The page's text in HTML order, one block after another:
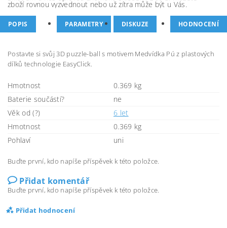
zboží rovnou vyzvednout nebo už zítra může být u Vás.
POPIS PARAMETRY DISKUZE HODNOCENÍ
Postavte si svůj 3D puzzle-ball s motivem Medvídka Pú z plastových
dílků technologie EasyClick.
Hmotnost
0.369 kg
Baterie součástí?
ne
Věk od (?)
6 let
Hmotnost
0.369 kg
Pohlaví
uni
Buďte první, kdo napíše příspěvek k této položce.
Přidat komentář
Buďte první, kdo napíše příspěvek k této položce.
Přidat hodnocení